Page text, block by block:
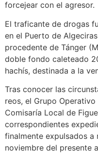
forcejear con el agresor.
El traficante de drogas
en el Puerto de
procedente de Tánger
doble fondo caleteado
hachís, destinada a la
Tras conocer las
reos, el Grupo
Comisaría Local de
correspondientes
finalmente expulsados a
noviembre del presente